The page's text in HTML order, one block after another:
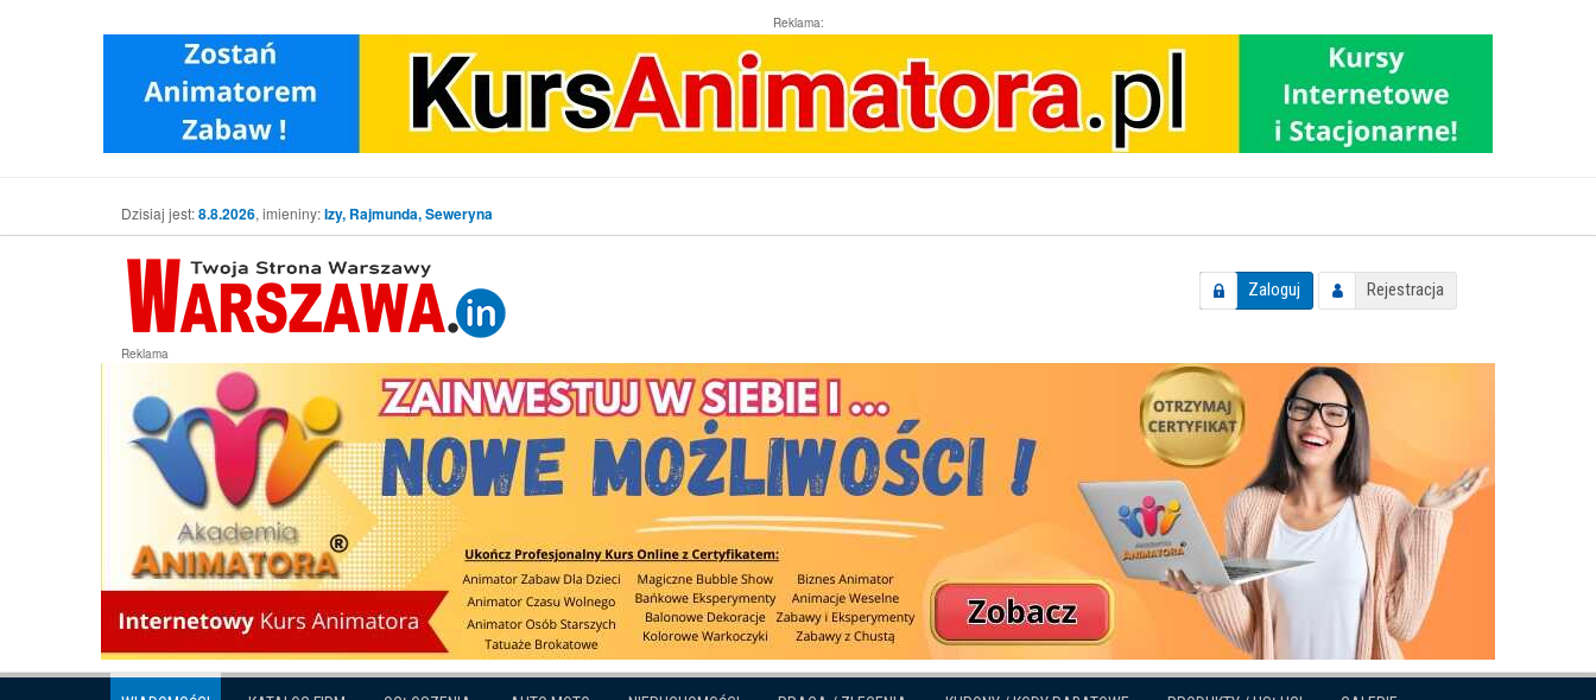
Reklama:
Dzisiaj jest:8.8.2026, imieniny:Izy, Rajmunda, Seweryna
Zaloguj Rejestracja
Reklama